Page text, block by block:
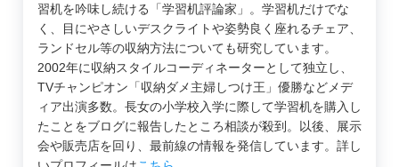
習机を吟味し続ける「学習机評論家」。学習机だけでな
く、目にやさしいデスクライトや姿勢良く座れるチェア、
ランドセル等の収納方法についても研究しています。
2002年に収納スタイルコーディネーターとして独立し、
TVチャンピオン「収納ダメ主婦しつけ王」優勝などメデ
ィア出演多数。長女の小学校入学に際して学習机を購入し
たことをブログに報告したところ相談が殺到。以後、展示
会や販売店を回り、最前線の情報を発信しています。詳し